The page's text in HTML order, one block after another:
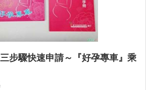
三步驟快速申請～『好孕專車』乘